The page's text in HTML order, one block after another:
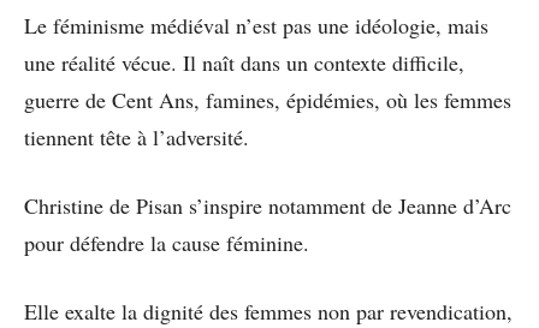
Le féminisme médiéval n’est pas une idéologie, mais
une réalité vécue. Il naît dans un contexte difficile,
guerre de Cent Ans, famines, épidémies, où les femmes
tiennent tête à l’adversité.
Christine de Pisan s’inspire notamment de Jeanne d’Arc
pour défendre la cause féminine.
Elle exalte la dignité des femmes non par revendication,